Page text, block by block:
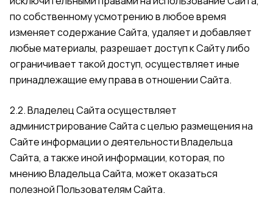
по собственному усмотрению в любое время
изменяет содержание Сайта, удаляет и добавляет
любые материалы, разрешает доступ к Сайту либо
ограничивает такой доступ, осуществляет иные
принадлежащие ему права в отношении Сайта.
2.2. Владелец Сайта осуществляет
администрирование Сайта с целью размещения на
Сайте информации о деятельности Владельца
Сайта, а также иной информации, которая, по
мнению Владельца Сайта, может оказаться
полезной Пользователям Сайта.